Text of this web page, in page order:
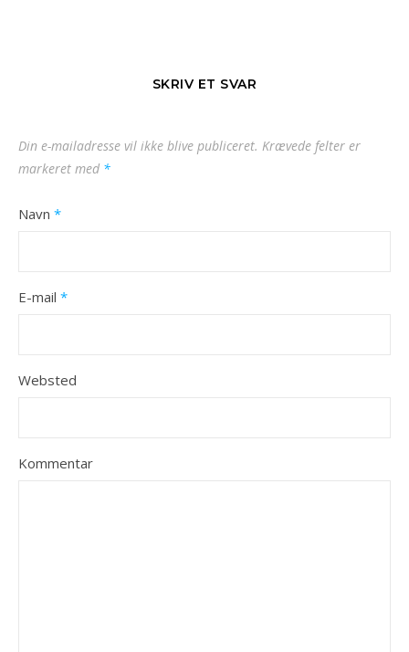
SKRIV ET SVAR
Din e-mailadresse vil ikke blive publiceret. Krævede felter er
markeret med *
Navn *
E-mail *
Websted
Kommentar